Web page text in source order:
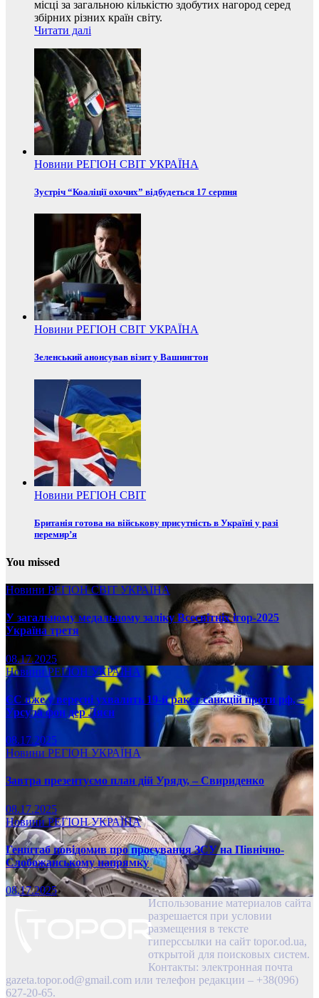
місці за загальною кількістю здобутих нагород серед
збірних різних країн світу.
Читати далі
Новини РЕГІОН СВІТ УКРАЇНА
Зустріч “Коаліції охочих” відбудеться 17 серпня
Новини РЕГІОН СВІТ УКРАЇНА
Зеленський анонсував візит у Вашингтон
Новини РЕГІОН СВІТ
Британія готова на військову присутність в Україні у разі
перемир’я
You missed
Новини РЕГІОНСВІТ УКРАЇНА
У загальному медальному заліку Всесвітніх ігор-2025
Україна третя
08.17.2025
НовиниРЕГІОН УКРАЇНА
ЄС вже у вересні ухвалить 19-й ракет санкцій проти рф, –
Урсула фон дер Ляєн
08.17.2025
Новини РЕГІОН УКРАЇНА
Завтра презентуємо план дій Уряду, – Свириденко
08.17.2025
НовиниРЕГІОНУКРАЇНА
Генштаб повідомив про просування ЗСУ на Північно-
Слобожанському напрямку
08.17.2025
Использование материалов сайта
разрешается при условии
размещения в тексте
гиперссылки на сайт topor.od.ua,
открытой для поисковых систем.
Контакты: электронная почта
gazeta.topor.od@gmail.com или телефон редакции – +38(096)
627-20-65.